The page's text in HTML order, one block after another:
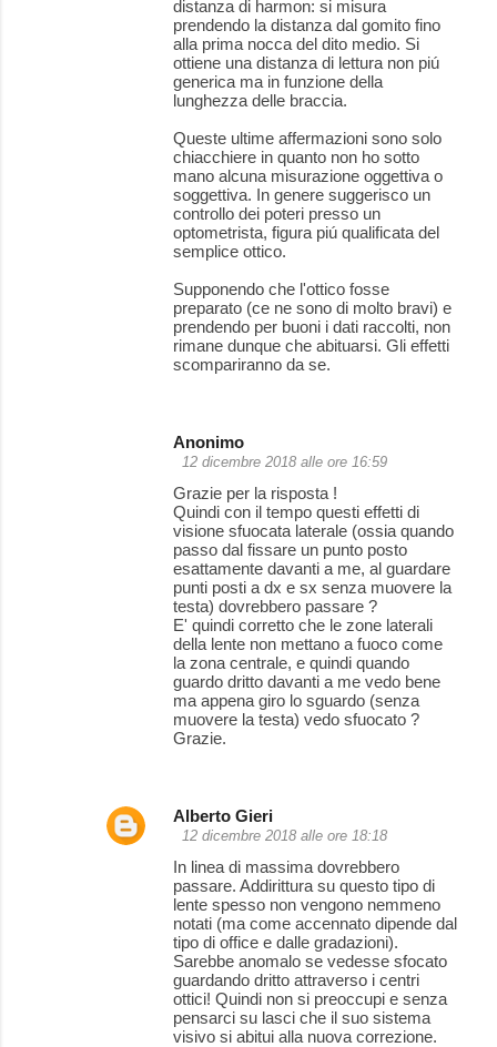
distanza di harmon: si misura
prendendo la distanza dal gomito fino
alla prima nocca del dito medio. Si
ottiene una distanza di lettura non piú
generica ma in funzione della
lunghezza delle braccia.
Queste ultime affermazioni sono solo
chiacchiere in quanto non ho sotto
mano alcuna misurazione oggettiva o
soggettiva. In genere suggerisco un
controllo dei poteri presso un
optometrista, figura piú qualificata del
semplice ottico.
Supponendo che l'ottico fosse
preparato (ce ne sono di molto bravi) e
prendendo per buoni i dati raccolti, non
rimane dunque che abituarsi. Gli effetti
scompariranno da se.
Anonimo
12 dicembre 2018 alle ore 16:59
Grazie per la risposta !
Quindi con il tempo questi effetti di
visione sfuocata laterale (ossia quando
passo dal fissare un punto posto
esattamente davanti a me, al guardare
punti posti a dx e sx senza muovere la
testa) dovrebbero passare ?
E' quindi corretto che le zone laterali
della lente non mettano a fuoco come
la zona centrale, e quindi quando
guardo dritto davanti a me vedo bene
ma appena giro lo sguardo (senza
muovere la testa) vedo sfuocato ?
Grazie.
Alberto Gieri
12 dicembre 2018 alle ore 18:18
In linea di massima dovrebbero
passare. Addirittura su questo tipo di
lente spesso non vengono nemmeno
notati (ma come accennato dipende dal
tipo di office e dalle gradazioni).
Sarebbe anomalo se vedesse sfocato
guardando dritto attraverso i centri
ottici! Quindi non si preoccupi e senza
pensarci su lasci che il suo sistema
visivo si abitui alla nuova correzione.